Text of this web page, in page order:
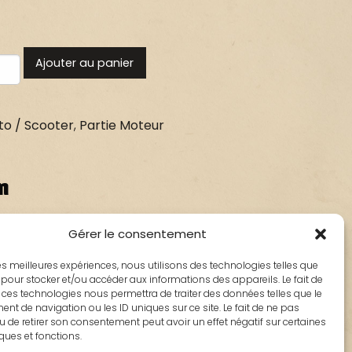
Gérer le consentement
meilleures expériences, nous utilisons des technologies telles que
stocker et/ou accéder aux informations des appareils. Le fait de
technologies nous permettra de traiter des données telles que le
de navigation ou les ID uniques sur ce site. Le fait de ne pas
de retirer son consentement peut avoir un effet négatif sur certaines
et fonctions.
Ajouter au panier
/ Scooter, Partie Moteur
scooter Peugeot